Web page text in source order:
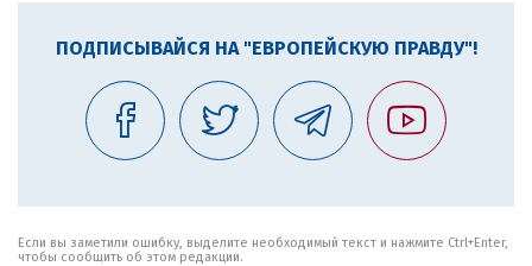
ПОДПИСЫВАЙСЯ НА "ЕВРОПЕЙСКУЮ ПРАВДУ"!
Если вы заметили ошибку, выделите необходимый текст и нажмите Ctrl+Enter,
чтобы сообщить об этом редакции.